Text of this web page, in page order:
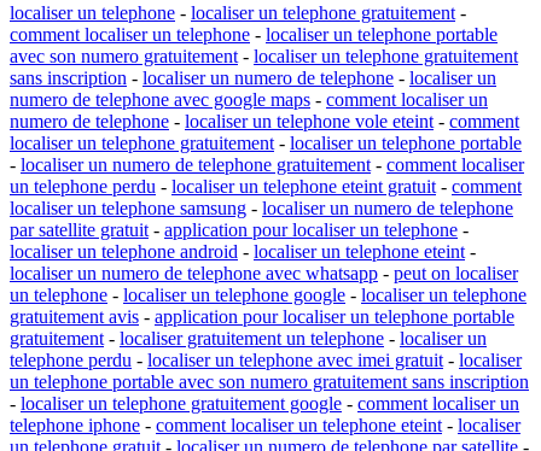
localiser un telephone - localiser un telephone gratuitement -
comment localiser un telephone - localiser un telephone portable
avec son numero gratuitement - localiser un telephone gratuitement
sans inscription - localiser un numero de telephone - localiser un
numero de telephone avec google maps - comment localiser un
numero de telephone - localiser un telephone vole eteint - comment
localiser un telephone gratuitement - localiser un telephone portable
- localiser un numero de telephone gratuitement - comment localiser
un telephone perdu - localiser un telephone eteint gratuit - comment
localiser un telephone samsung - localiser un numero de telephone
par satellite gratuit - application pour localiser un telephone -
localiser un telephone android - localiser un telephone eteint -
localiser un numero de telephone avec whatsapp - peut on localiser
un telephone - localiser un telephone google - localiser un telephone
gratuitement avis - application pour localiser un telephone portable
gratuitement - localiser gratuitement un telephone - localiser un
telephone perdu - localiser un telephone avec imei gratuit - localiser
un telephone portable avec son numero gratuitement sans inscription
- localiser un telephone gratuitement google - comment localiser un
telephone iphone - comment localiser un telephone eteint - localiser
un telephone gratuit - localiser un numero de telephone par satellite -